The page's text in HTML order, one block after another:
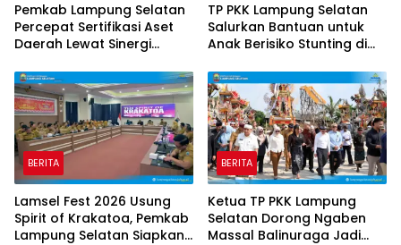
Pemkab Lampung Selatan
Percepat Sertifikasi Aset
Daerah Lewat Sinergi
Pertanahan
TP PKK Lampung Selatan
Salurkan Bantuan untuk
Anak Berisiko Stunting di
BERITA
Lamsel Fest 2026 Usung
Spirit of Krakatoa, Pemkab
Lampung Selatan Siapkan
BERITA
Ketua TP PKK Lampung
Selatan Dorong Ngaben
Massal Balinuraga Jadi